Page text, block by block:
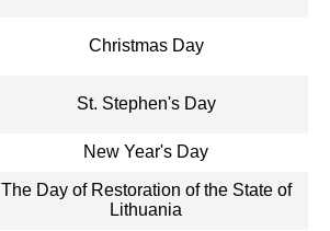
Christmas Day
St. Stephen's Day
New Year's Day
The Day of Restoration of the State of
Lithuania